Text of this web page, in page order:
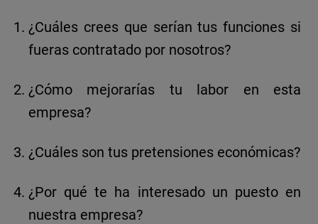
¿Cuáles crees que serían tus funciones si
fueras contratado por nosotros?
¿Cómo mejorarías tu labor en esta
empresa?
¿Cuáles son tus pretensiones económicas?
¿Por qué te ha interesado un puesto en
nuestra empresa?